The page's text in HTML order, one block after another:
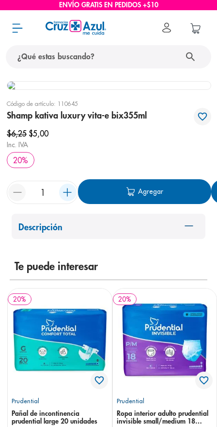
ENVÍO GRATIS EN PEDIDOS +$10
Código de artículo: 110645
Shamp kativa luxury vita-e bix355ml
$6,25 $5,00
Inc. IVA
20%
Agregar
Descripción
Te puede interesar
20%
Prudential
Pañal de incontinencia
prudential large 20 unidades
20%
Prudential
Ropa interior adulto prudential
invisible small/medium 18
términos más buscados
protector solar
3.
4. cerave
shampoo
8. panolini
desodorante